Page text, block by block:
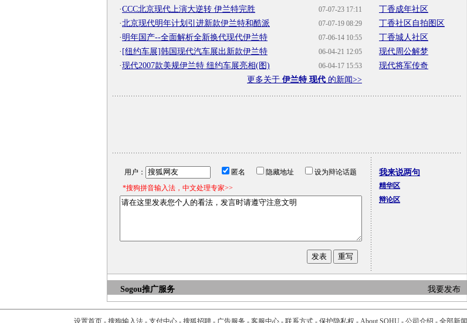
07-07-23 17:11
·CCC北京现代上演大逆转 伊兰特完胜
07-07-19 08:29
·北京现代明年计划引进新款伊兰特和酷派
07-06-14 10:55
· 明年国产--全面解析全新换代现代伊兰特
06-04-21 12:05
· [纽约车展]韩国现代汽车展出新款伊兰特
06-04-17 15:53
·现代2007款美规伊兰特 纽约车展亮相(图)
更多关于 伊兰特 现代 的新闻>>
丁香成年社区
丁香社区自拍图区
丁香城人社区
现代周公解梦
现代将军传奇
用户： 匿名 隐藏地址
设为辩论话题
*搜狗拼音输入法，中文处理专家>>
我来说两句
精华区
辩论区
我要发布
Sogou推广服务
设置首页- 搜狗输入法- 支付中心- 搜狐招聘- 广告服务 - 客服中心- 联系方式- 保护隐私权 - About SOHU- 公司介绍 - 全部新闻